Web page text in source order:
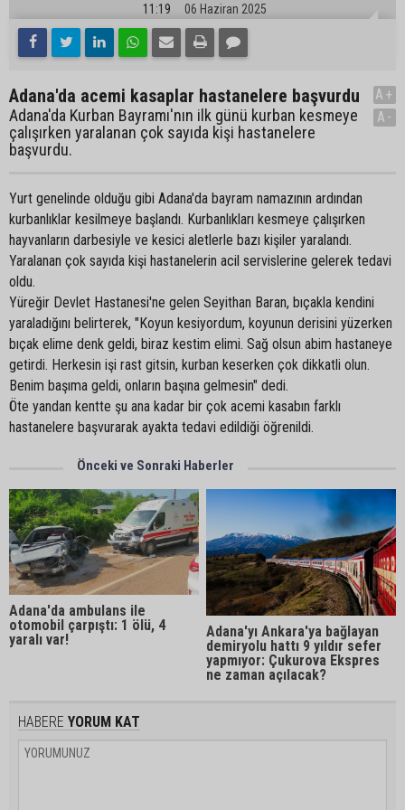
11:19 06 Haziran 2025
Adana'da acemi kasaplar hastanelere başvurdu
Adana'da Kurban Bayramı'nın ilk günü kurban kesmeye
çalışırken yaralanan çok sayıda kişi hastanelere
başvurdu.
A+
A-
Yurt genelinde olduğu gibi Adana'da bayram namazının ardından
kurbanlıklar kesilmeye başlandı. Kurbanlıkları kesmeye çalışırken
hayvanların darbesiyle ve kesici aletlerle bazı kişiler yaralandı.
Yaralanan çok sayıda kişi hastanelerin acil servislerine gelerek tedavi
oldu.
Yüreğir Devlet Hastanesi'ne gelen Seyithan Baran, bıçakla kendini
yaraladığını belirterek, "Koyun kesiyordum, koyunun derisini yüzerken
bıçak elime denk geldi, biraz kestim elimi. Sağ olsun abim hastaneye
getirdi. Herkesin işi rast gitsin, kurban keserken çok dikkatli olun.
Benim başıma geldi, onların başına gelmesin" dedi.
Öte yandan kentte şu ana kadar bir çok acemi kasabın farklı
hastanelere başvurarak ayakta tedavi edildiği öğrenildi.
Önceki ve Sonraki Haberler
Adana'da ambulans ile
otomobil çarpıştı: 1 ölü, 4
yaralı var!
Adana'yı Ankara'ya bağlayan
demiryolu hattı 9 yıldır sefer
yapmıyor: Çukurova Ekspres
ne zaman açılacak?
HABERE YORUM KAT